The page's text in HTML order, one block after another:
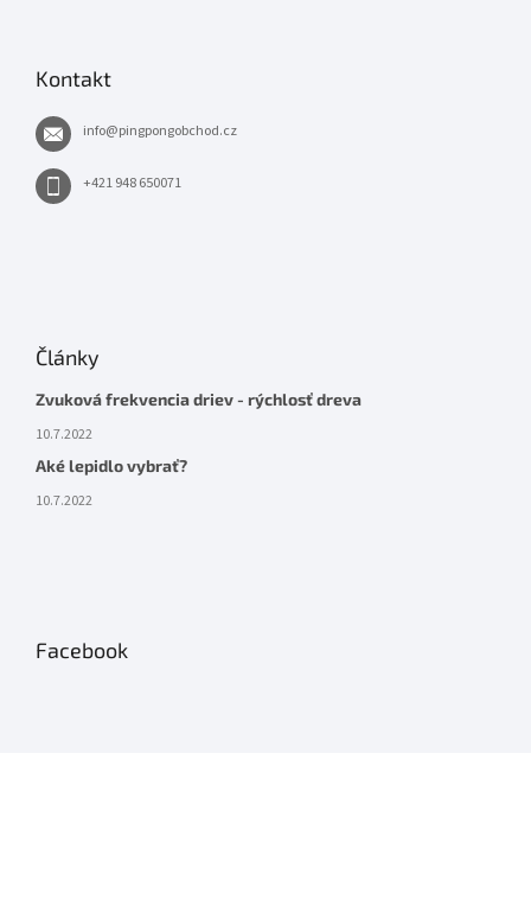
Kontakt
info@pingpongobchod.cz
+421 948 650071
Články
Zvuková frekvencia driev - rýchlosť dreva
10.7.2022
Aké lepidlo vybrať?
10.7.2022
Facebook